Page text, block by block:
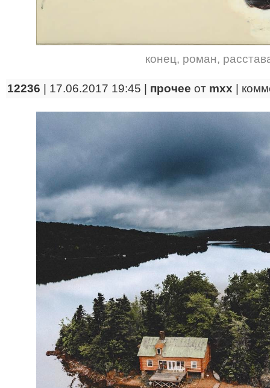
конец, роман,
12236 | 17.06.2017 19:45 | прочее от mxx